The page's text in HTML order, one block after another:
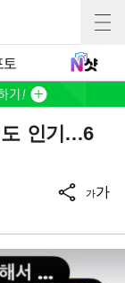
토
도 인기…6
가가